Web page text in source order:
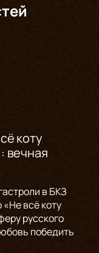
коту
вечная
в БКЗ
всё коту
русского
победить